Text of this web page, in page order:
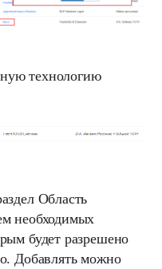
технологию
Область
необходимых
будет разрешено
Добавлять можно